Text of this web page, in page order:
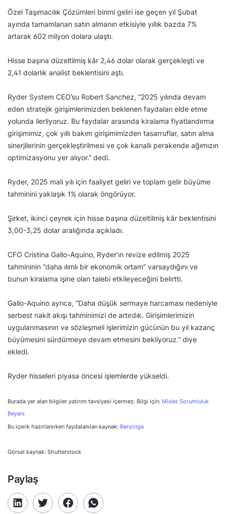
Özel Taşımacılık Çözümleri birimi geliri ise geçen yıl Şubat
ayında tamamlanan satın almanın etkisiyle yıllık bazda 7%
artarak 602 milyon dolara ulaştı.
Hisse başına düzeltilmiş kâr 2,46 dolar olarak gerçekleşti ve
2,41 dolarlık analist beklentisini aştı.
Ryder System CEO’su Robert Sanchez, “2025 yılında devam
eden stratejik girişimlerimizden beklenen faydaları elde etme
yolunda ilerliyoruz. Bu faydalar arasında kiralama fiyatlandırma
girişimimiz, çok yıllı bakım girişimimizden tasarruflar, satın alma
sinerjilerinin gerçekleştirilmesi ve çok kanallı perakende ağımızın
optimizasyonu yer alıyor.” dedi.
Ryder, 2025 mali yılı için faaliyet geliri ve toplam gelir büyüme
tahminini yaklaşık 1% olarak öngörüyor.
Şirket, ikinci çeyrek için hisse başına düzeltilmiş kâr beklentisini
3,00-3,25 dolar aralığında açıkladı.
CFO Cristina Gallo-Aquino, Ryder’ın revize edilmiş 2025
tahmininin “daha ılımlı bir ekonomik ortam” varsaydığını ve
bunun kiralama işine olan talebi etkileyeceğini belirtti.
Gallo-Aquino ayrıca, “Daha düşük sermaye harcaması nedeniyle
serbest nakit akışı tahminimizi de artırdık. Girişimlerimizin
uygulanmasının ve sözleşmeli işlerimizin gücünün bu yıl kazanç
büyümesini sürdürmeye devam etmesini bekliyoruz.” diye
ekledi.
Ryder hisseleri piyasa öncesi işlemlerde yükseldi.
Burada yer alan bilgiler yatırım tavsiyesi içermez. Bilgi için: Midas Sorumluluk
Beyanı
Bu içerik hazırlanırken faydalanılan kaynak: Benzinga
Görsel kaynak: Shutterstock
Paylaş